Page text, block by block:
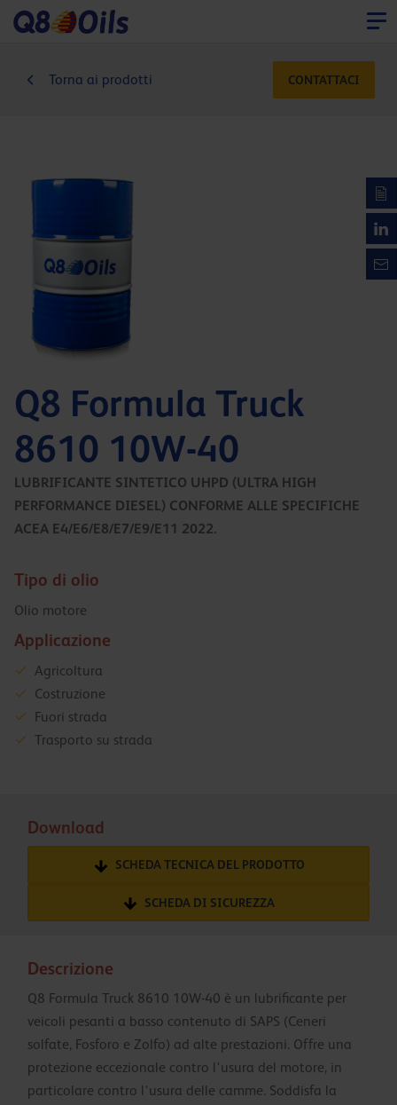
Torna ai prodotti CONTATTACI
Q8 Formula Truck
8610 10W-40
LUBRIFICANTE SINTETICO UHPD (ULTRA HIGH
PERFORMANCE DIESEL) CONFORME ALLE SPECIFICHE
ACEA E4/E6/E8/E7/E9/E11 2022.
Tipo di olio
Olio motore
Applicazione
Agricoltura
Costruzione
Fuori strada
Trasporto su strada
Download
SCHEDA TECNICA DEL PRODOTTO
SCHEDA DI SICUREZZA
Descrizione
Q8 Formula Truck 8610 10W-40 è un lubrificante per
veicoli pesanti a basso contenuto di SAPS (Ceneri
solfate, Fosforo e Zolfo) ad alte prestazioni. Offre una
protezione eccezionale contro l'usura del motore, in
particolare contro l'usura delle camme. Soddisfa la